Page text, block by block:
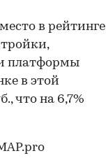
в рейтинге
платформы
в этой
что на 6,7%